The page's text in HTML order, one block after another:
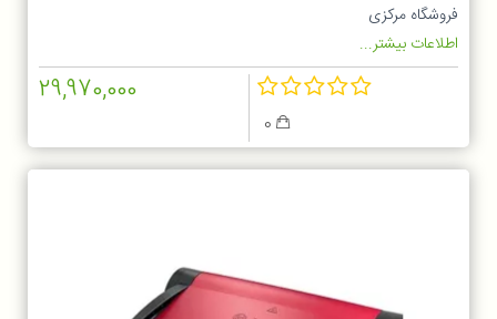
فروشگاه مرکزی
اطلاعات بیشتر...
0
29,970,000